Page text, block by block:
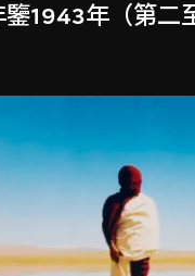
1943年（第二